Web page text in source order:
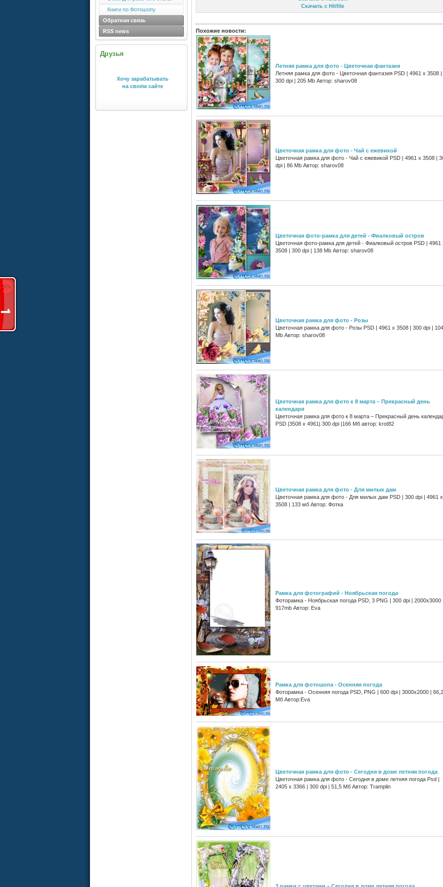
Книги по Фотошопу
Обратная связь
RSS news
Друзья
Хочу зарабатывать
на своём сайте
Скачать с Hitfile
Похожие новости:
Летняя рамка для фото - Цветочная фантазия
Летняя рамка для фото - Цветочная фантазия PSD | 4961 х 3508 |
300 dpi | 205 Mb Автор: sharov08
Цветочная рамка для фото - Чай с ежевикой
Цветочная рамка для фото - Чай с ежевикой PSD | 4961 х 3508 |
dpi | 86 Mb Автор: sharov08
Цветочная фото-рамка для детей - Фиалковый остров
Цветочная фото-рамка для детей - Фиалковый остров PSD | 4961
3508 | 300 dpi | 138 Mb Автор: sharov08
Цветочная рамка для фото - Розы
Цветочная рамка для фото - Розы PSD | 4961 х 3508 | 300 dpi | 104
Mb Автор: sharov08
Цветочная рамка для фото к 8 марта – Прекрасный день
календаря
Цветочная рамка для фото к 8 марта – Прекрасный день
PSD |3508 x 4961| 300 dpi |166 Мб автор: krot82
Цветочная рамка для фото - Для милых дам
Цветочная рамка для фото - Для милых дам PSD | 300 dpi | 4961 x
3508 | 133 мб Автор: Фотка
Рамка для фотографий - Ноябрьская погода
Фоторамка - Ноябрьская погода PSD, 3 PNG | 300 dpi | 2000x3000
917mb Автор: Eva
Рамка для фотошопа - Осенняя погода
Фоторамка - Осенняя погода PSD, PNG | 600 dpi | 3000x2000 |
Мб Автор:Eva
Цветочная рамка для фото - Сегодня в доме летняя погода
Цветочная рамка для фото - Сегодня в доме летняя погода Psd |
2405 x 3366 | 300 dpi | 51,5 Мб Автор: Tramplin